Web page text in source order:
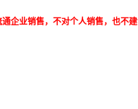
企业销售，不对个人销售，也不